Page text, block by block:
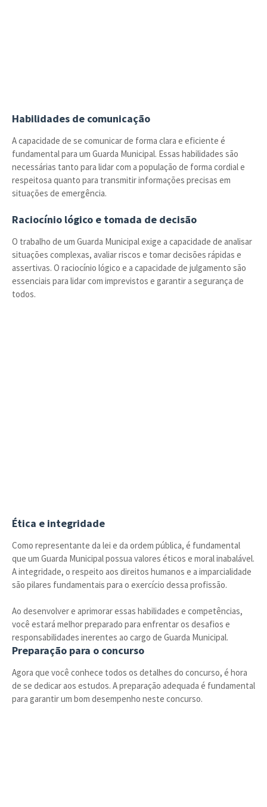
Habilidades de comunicação
A capacidade de se comunicar de forma clara e eficiente é
fundamental para um Guarda Municipal. Essas habilidades são
necessárias tanto para lidar com a população de forma cordial e
respeitosa quanto para transmitir informações precisas em
situações de emergência.
Raciocínio lógico e tomada de decisão
O trabalho de um Guarda Municipal exige a capacidade de analisar
situações complexas, avaliar riscos e tomar decisões rápidas e
assertivas. O raciocínio lógico e a capacidade de julgamento são
essenciais para lidar com imprevistos e garantir a segurança de
todos.
Ética e integridade
Como representante da lei e da ordem pública, é fundamental
que um Guarda Municipal possua valores éticos e moral inabalável.
A integridade, o respeito aos direitos humanos e a imparcialidade
são pilares fundamentais para o exercício dessa profissão.
Ao desenvolver e aprimorar essas habilidades e competências,
você estará melhor preparado para enfrentar os desafios e
responsabilidades inerentes ao cargo de Guarda Municipal.
Preparação para o concurso
Agora que você conhece todos os detalhes do concurso, é hora
de se dedicar aos estudos. A preparação adequada é fundamental
para garantir um bom desempenho neste concurso.